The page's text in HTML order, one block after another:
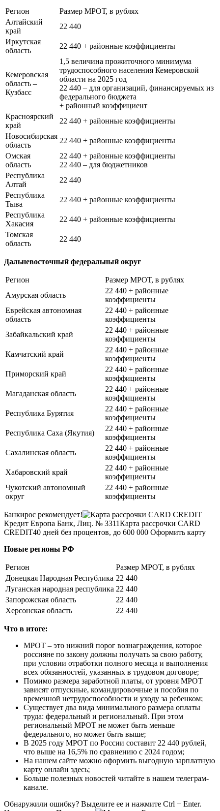
Регион
Размер МРОТ, в рублях
Алтайский
край
22 440
Иркутская
область
22 440 + районные коэффициенты
Кемеровская
область –
Кузбасс
1,5 величина прожиточного минимума
трудоспособного населения Кемеровской
области на 2025 год
22 440 – для организаций, финансируемых из
федерального бюджета
+ районный коэффициент
Красноярский
край
22 440 + районные коэффициенты
Новосибирская
область
22 440 + районные коэффициенты
Омская
область
22 440 + районные коэффициенты
22 440 – для бюджетников
Республика
Алтай
22 440
Республика
Тыва
22 440 + районные коэффициенты
Республика
Хакасия
22 440 + районные коэффициенты
Томская
область
22 440
Дальневосточный федеральный округ
Регион
Размер МРОТ, в рублях
Амурская область
22 440 + районные
коэффициенты
Еврейская автономная
область
22 440 + районные
коэффициенты
Забайкальский край
22 440 + районные
коэффициенты
Камчатский край
22 440 + районные
коэффициенты
Приморский край
22 440 + районные
коэффициенты
Магаданская область
22 440 + районные
коэффициенты
Республика Бурятия
22 440 + районные
коэффициенты
Республика Саха (Якутия)
22 440 + районные
коэффициенты
Сахалинская область
22 440 + районные
коэффициенты
Хабаровский край
22 440 + районные
коэффициенты
Чукотский автономный
округ
22 440 + районные
коэффициенты
Банкирос рекомендует!
Кредит Европа Банк, Лиц. № 3311Карта рассрочки CARD
CREDIT40 дней без процентов, до 600 000 Оформить карту
Новые регионы РФ
Регион
Размер МРОТ, в рублях
Донецкая Народная Республика 22 440
Луганская народная республика 22 440
Запорожская область
22 440
Херсонская область
22 440
Что в итоге:
МРОТ – это нижний порог вознаграждения, которое
россияне по закону должны получать за свою работу,
при условии отработки полного месяца и выполнения
всех обязанностей, указанных в трудовом договоре;
Помимо размера заработной платы, от уровня МРОТ
зависят отпускные, командировочные и пособия по
временной нетрудоспособности и уходу за ребенком;
Существует два вида минимального размера оплаты
труда: федеральный и региональный. При этом
региональный МРОТ не может быть меньше
федерального, но может быть выше;
В 2025 году МРОТ по России составит 22 440 рублей,
что выше на 16,5% по сравнению с 2024 годом;
На нашем сайте можно оформить выгодную зарплатную
карту онлайн здесь;
Больше полезных новостей читайте в нашем телеграм-
канале.
Обнаружили ошибку? Выделите ее и нажмите Ctrl + Enter.